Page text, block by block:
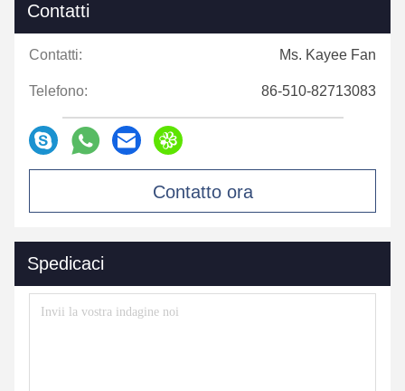
Contatti
Contatti: Ms. Kayee Fan
Telefono: 86-510-82713083
Contatto ora
Spedicaci